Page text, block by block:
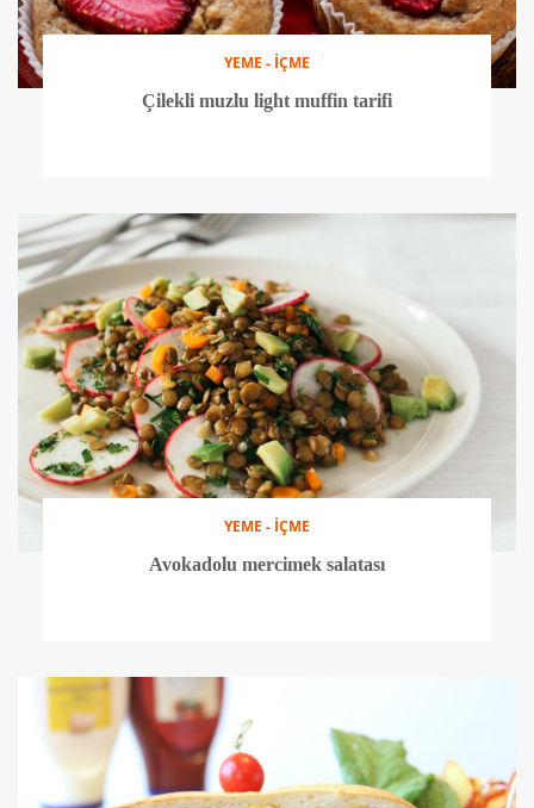
YEME - İÇME
Çilekli muzlu light muffin tarifi
YEME - İÇME
Avokadolu mercimek salatası